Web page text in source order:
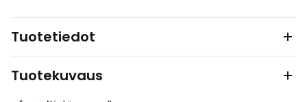
Tuotetiedot
Tuotekuvaus